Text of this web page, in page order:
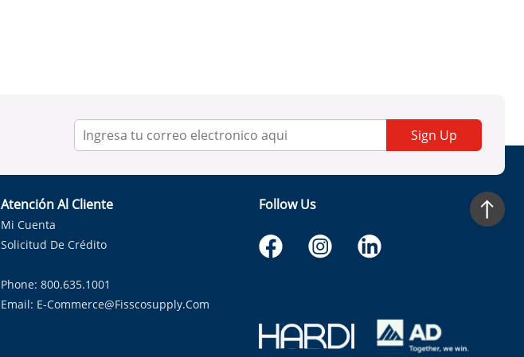
Sign Up
Atención Al Cliente
Mi Cuenta
Solicitud De Crédito
Phone: 800.635.1001
Email: E-Commerce@fisscosupply.com
Follow Us